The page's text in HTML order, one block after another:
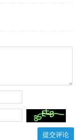
提交评论